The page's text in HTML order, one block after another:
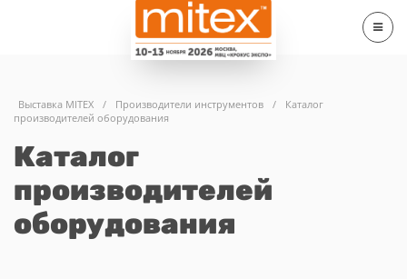
Выставка MITEX / Производители инструментов /
Каталог
производителей оборудования
Каталог
производителей
оборудования